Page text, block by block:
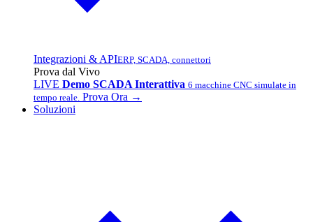
Integrazioni & APIERP, SCADA, connettori
Prova dal Vivo
LIVE Demo SCADA Interattiva 6 macchine CNC simulate in
tempo reale. Prova Ora →
Soluzioni